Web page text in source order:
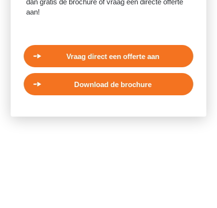
dan gratis de brochure of vraag een directe offerte
aan!
Vraag direct een offerte aan
Download de brochure